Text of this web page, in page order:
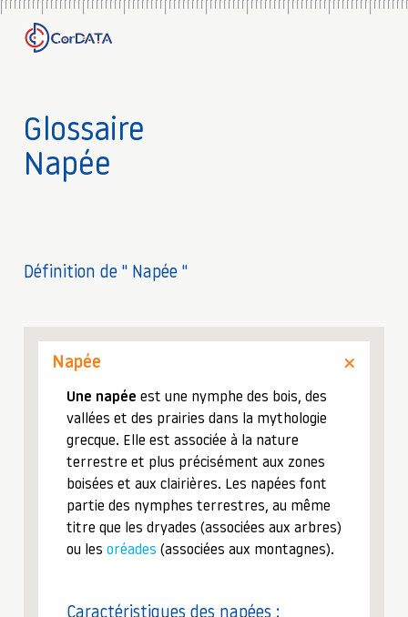
Glossaire
Napée
Définition de " Napée "
Napée
Une napée est une nymphe des bois, des
vallées et des prairies dans la mythologie
grecque. Elle est associée à la nature
terrestre et plus précisément aux zones
boisées et aux clairières. Les napées font
partie des nymphes terrestres, au même
titre que les dryades (associées aux arbres)
ou les oréades (associées aux montagnes).